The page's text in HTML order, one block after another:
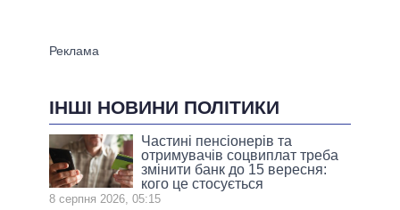
ІНШІ НОВИНИ ПОЛІТИКИ
Частині пенсіонерів та
отримувачів соцвиплат треба
змінити банк до 15 вересня:
кого це стосується
8 серпня 2026, 05:15